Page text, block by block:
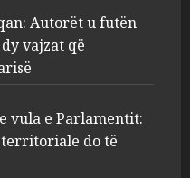
2026
t nëpër bashki te
Mazniku
reforma
do të vendoset nga
Autorët u futën
vajzat që
vula e Parlamentit:
do të